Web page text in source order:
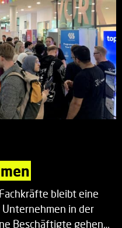
bleibt eine
in der
Beschäftigte gehen…